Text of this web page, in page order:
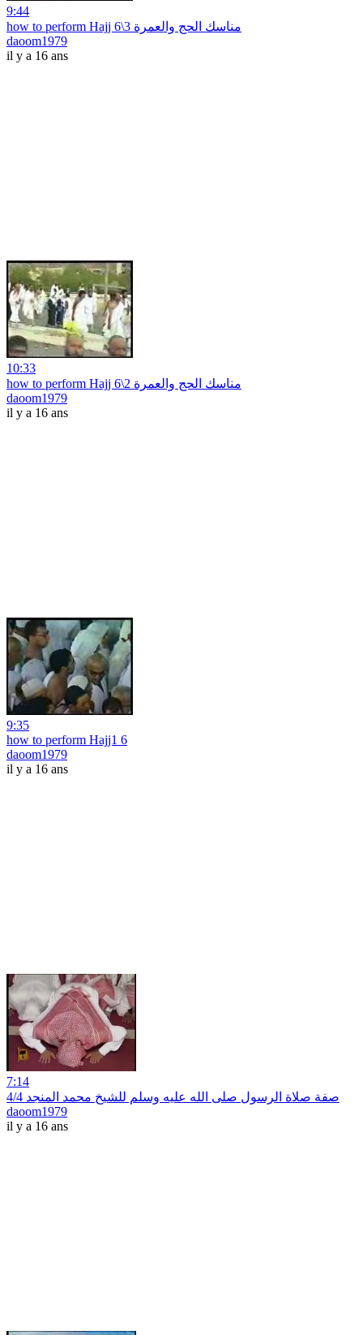
9:44
how to perform Hajj مناسك الحج والعمرة 3\6
daoom1979
il y a 16 ans
10:33
how to perform Hajj مناسك الحج والعمرة 2\6
daoom1979
il y a 16 ans
9:35
how to perform Hajj1 6
daoom1979
il y a 16 ans
7:14
صفة صلاة الرسول صلى الله عليه وسلم للشيخ محمد المنجد 4/4
daoom1979
il y a 16 ans